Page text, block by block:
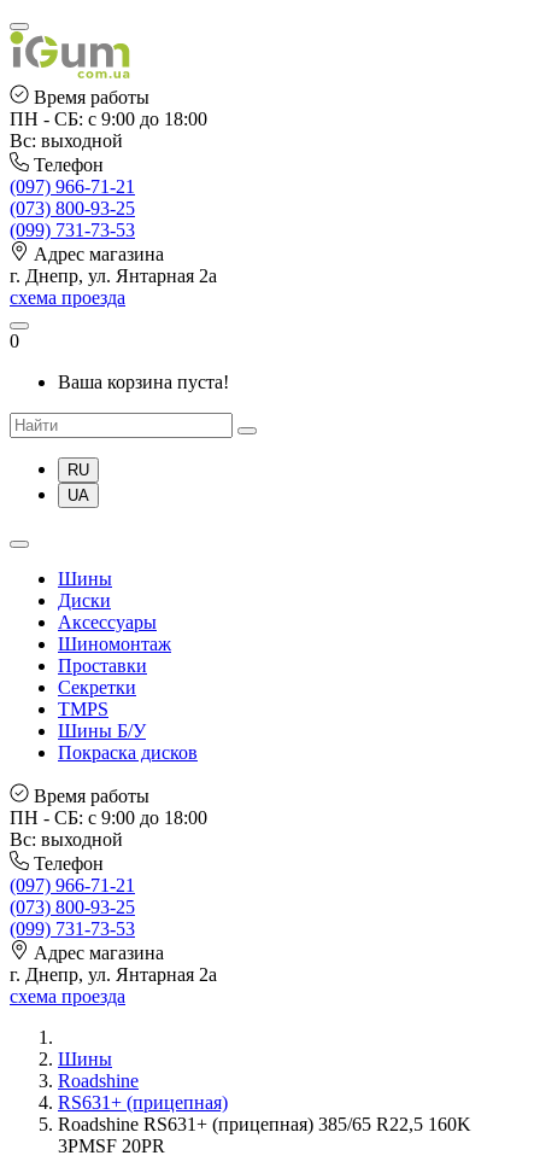
Время работы
ПН - СБ: с 9:00 до 18:00
Вс: выходной
Телефон
(097) 966-71-21
(073) 800-93-25
(099) 731-73-53
Адрес магазина
г. Днепр, ул. Янтарная 2а
схема проезда
0
Ваша корзина пуста!
RU
UA
Шины
Диски
Аксессуары
Шиномонтаж
Проставки
Секретки
TMPS
Шины Б/У
Покраска дисков
Время работы
ПН - СБ: с 9:00 до 18:00
Вс: выходной
Телефон
(097) 966-71-21
(073) 800-93-25
(099) 731-73-53
Адрес магазина
г. Днепр, ул. Янтарная 2а
схема проезда
Шины
Roadshine
RS631+ (прицепная)
Roadshine RS631+ (прицепная) 385/65 R22,5 160K
3PMSF 20PR